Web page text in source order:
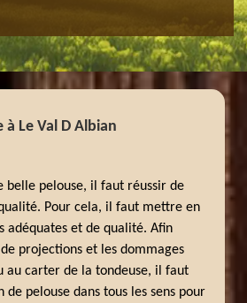
à Le Val D Albian
belle pelouse, il faut réussir de
Pour cela, il faut mettre en
adéquates et de qualité. Afin
projections et les dommages
au carter de la tondeuse, il faut
pelouse dans tous les sens pour